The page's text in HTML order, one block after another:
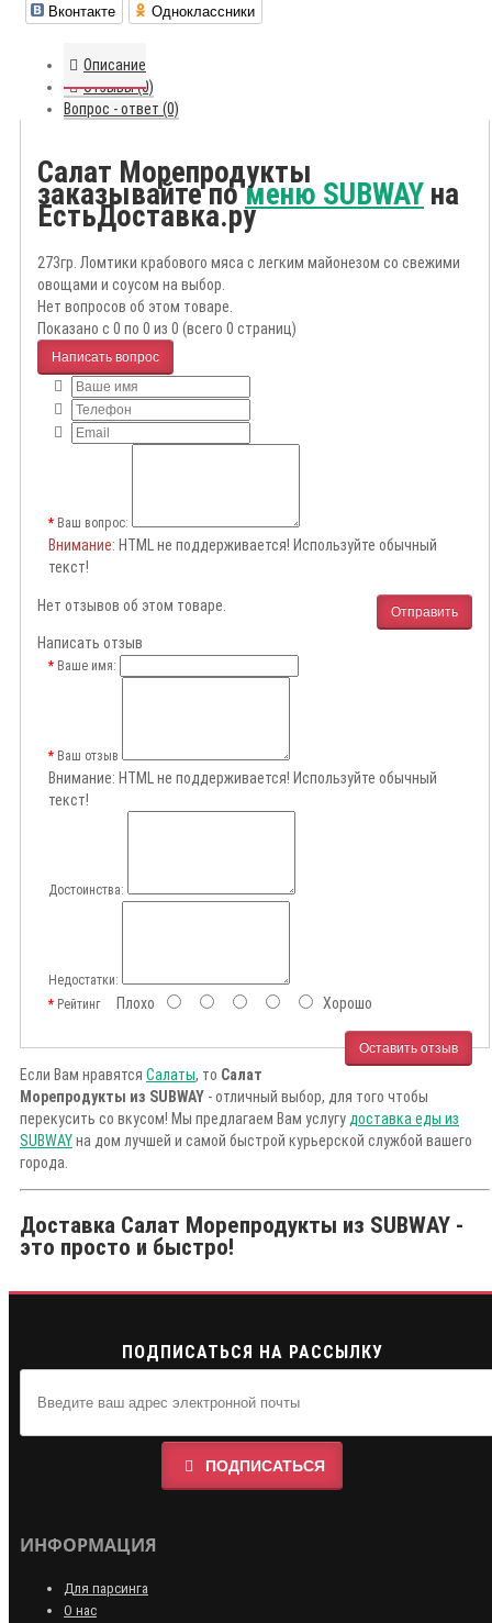
Вконтакте Одноклассники
Описание
Отзывы (0)
Вопрос - ответ (0)
Салат Морепродукты
заказывайте поменю SUBWAY на
ЕстьДоставка.ру
273гр. Ломтики крабового мяса с легким майонезом со свежими
овощами и соусом на выбор.
Нет вопросов об этом товаре.
Показано с 0 по 0 из 0 (всего 0 страниц)
Написать вопрос
Ваш вопрос:
Внимание: HTML не поддерживается! Используйте обычный
текст!
Отправить
Нет отзывов об этом товаре.
Написать отзыв
Ваше имя:
Ваш отзыв
Внимание: HTML не поддерживается! Используйте обычный
текст!
Достоинства:
Недостатки:
РейтингПлохо Хорошо
Оставить отзыв
Если Вам нравятся Салаты, то Салат
Морепродукты из SUBWAY - отличный выбор, для того чтобы
перекусить со вкусом! Мы предлагаем Вам услугу доставка еды из
SUBWAYна дом лучшей и самой быстрой курьерской службой вашего
города.
Доставка Салат Морепродукты из SUBWAY -
это просто и быстро!
ПОДПИСАТЬСЯ НА РАССЫЛКУ
ПОДПИСАТЬСЯ
ИНФОРМАЦИЯ
Для парсинга
О нас